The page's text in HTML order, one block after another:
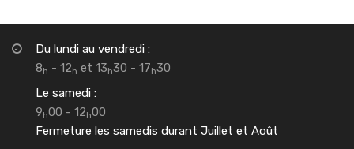
Du lundi au vendredi :
8h - 12h et 13h30 - 17h30
Le samedi :
9h00 - 12h00
Fermeture les samedis durant Juillet et Août